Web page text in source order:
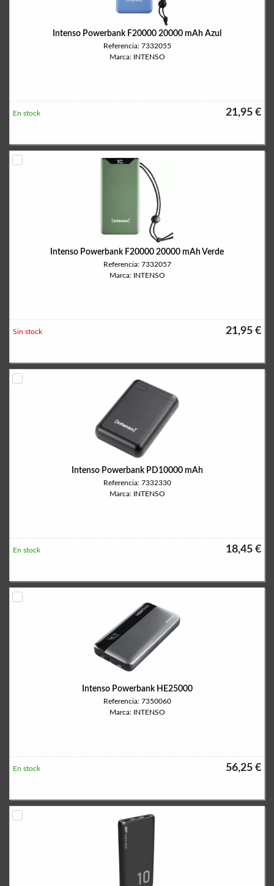
Intenso Powerbank F20000 20000 mAh Azul
Referencia: 7332055
Marca: INTENSO
21,95 €
En stock
Intenso Powerbank F20000 20000 mAh Verde
Referencia: 7332057
Marca: INTENSO
21,95 €
Sin stock
Intenso Powerbank PD10000 mAh
Referencia: 7332330
Marca: INTENSO
18,45 €
En stock
Intenso Powerbank HE25000
Referencia: 7350060
Marca: INTENSO
56,25 €
En stock